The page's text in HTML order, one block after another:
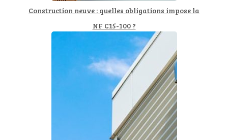
Construction neuve : quelles obligations impose la
NF C15-100 ?